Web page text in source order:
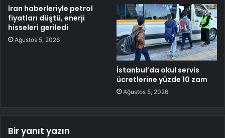
İran haberleriyle petrol
fiyatları düştü, enerji
hisseleri geriledi
Ağustos 5, 2026
İstanbul’da okul servis
ücretlerine yüzde 10 zam
Ağustos 5, 2026
Bir yanıt yazın